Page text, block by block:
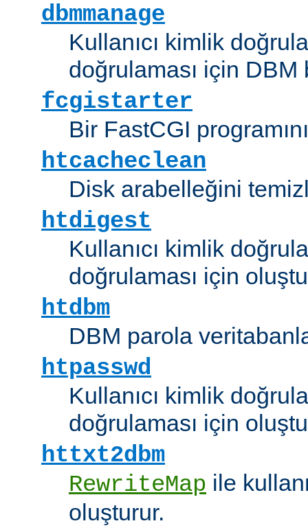
dbmmanage
Kullanıcı kimlik
doğrulaması için
fcgistarter
Bir FastCGI programını
htcacheclean
Disk arabelleğini
htdigest
Kullanıcı kimlik
doğrulaması için
htdbm
DBM parola
htpasswd
Kullanıcı kimlik
doğrulaması için
httxt2dbm
RewriteMap ile
oluşturur.